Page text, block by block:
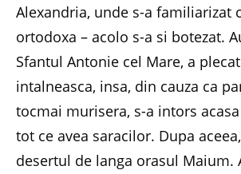
Alexandria, unde s-a familiarizat
ortodoxa – acolo s-a si botezat.
Sfantul Antonie cel Mare, a
intalneasca, insa, din cauza ca
tocmai murisera, s-a intors
tot ce avea saracilor. Dupa
desertul de langa orasul Maium.